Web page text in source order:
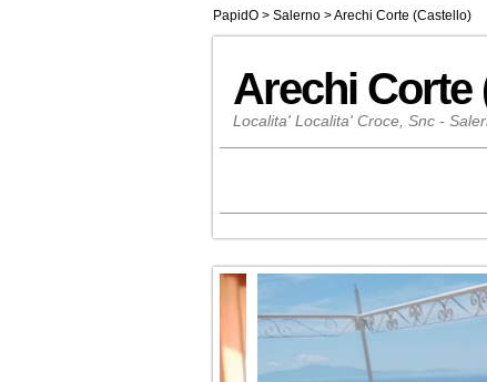
PapidO > Salerno >Arechi Corte (Castello)
Arechi Corte
Localita' Localita' Croce, Snc -